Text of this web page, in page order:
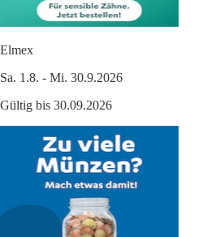
Elmex
Sa. 1.8. - Mi. 30.9.2026
Gültig bis 30.09.2026